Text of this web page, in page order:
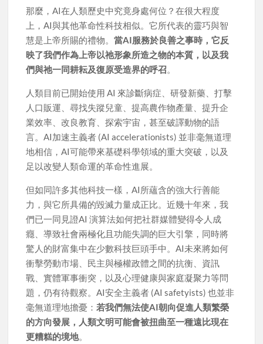
那麼，AI在人類歷史中究竟身處何位？在很大程度
上，AI與其他革命性科技相似。它所代表的靈巧與智
慧是上帝所賜的禮物。當AI服務於良善之事時，它反
映了我們作為上帝以祂形象所造之物的本質，以及我
們與祂一同耕耘及復原受造界的呼召。
人類目前已開始使用 AI 來診斷病症、研發新藥、打擊
人口販運、尋找失蹤兒童、提高農作物產量、提升企
業效率、改良教育、探索宇宙，甚至破譯動物的語
言。AI加速主義者 (AI accelerationists) 並非毫無道理
地相信，AI可能帶來基礎科學領域的重大突破，以及
足以改變人類命運的革命性進展。
但如同許多其他科技一樣，AI所蘊含的強大行善能
力，與它所具備的毀滅力量成正比。近幾十年來，我
們已一同見證AI 演算法如何把社群媒體變得令人成
癮、導致社會兩極化且功能失調的巨大引擎，同時將
驚人的財富集中在少數科技巨頭手中。AI未來將如何
衝擊勞動市場、民主與極權政體之間的抗衡、資訊
戰、實體軍事衝突，以及心理健康與家庭凝聚力等問
題，仍有待觀察。AI安全主義者 (AI safetyists) 也並非
毫無道理地擔憂：若我們無法使AI朝向促進人類繁榮
的方向發展，人類文明可能會被扭曲至一種遠比現在
更糟糕的境地。